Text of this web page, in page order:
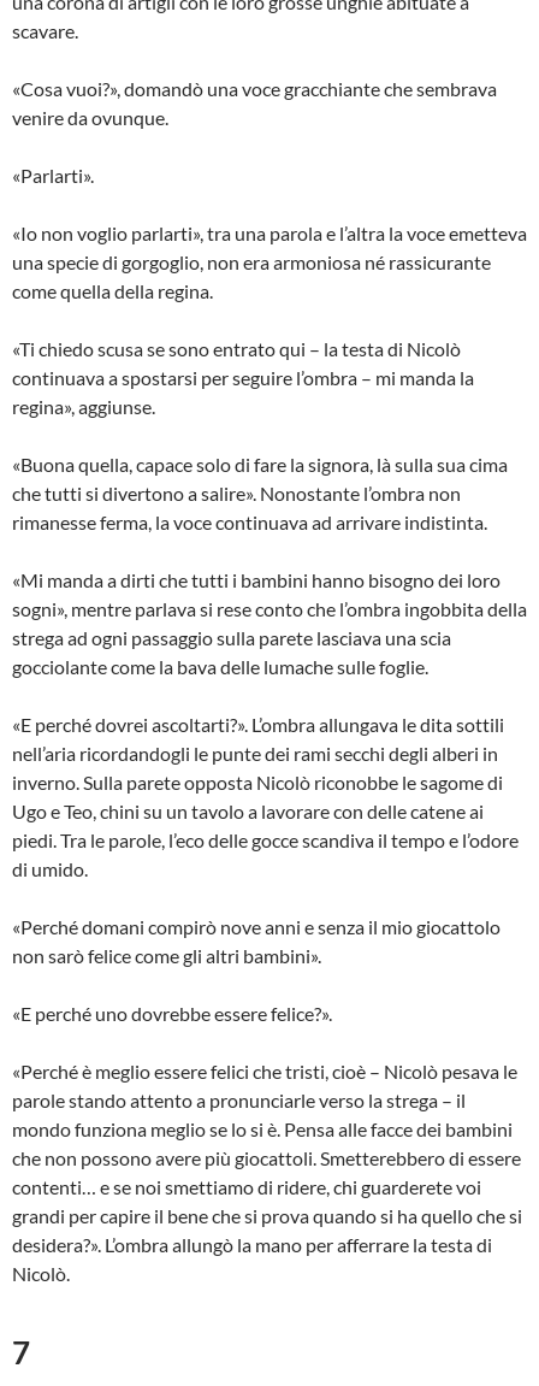
scavare.
«Cosa vuoi?», domandò una voce gracchiante che sembrava
venire da ovunque.
«Parlarti».
«Io non voglio parlarti», tra una parola e l’altra la voce emetteva
una specie di gorgoglio, non era armoniosa né rassicurante
come quella della regina.
«Ti chiedo scusa se sono entrato qui – la testa di Nicolò
continuava a spostarsi per seguire l’ombra – mi manda la
regina», aggiunse.
«Buona quella, capace solo di fare la signora, là sulla sua cima
che tutti si divertono a salire». Nonostante l’ombra non
rimanesse ferma, la voce continuava ad arrivare indistinta.
«Mi manda a dirti che tutti i bambini hanno bisogno dei loro
sogni», mentre parlava si rese conto che l’ombra ingobbita della
strega ad ogni passaggio sulla parete lasciava una scia
gocciolante come la bava delle lumache sulle foglie.
«E perché dovrei ascoltarti?». L’ombra allungava le dita sottili
nell’aria ricordandogli le punte dei rami secchi degli alberi in
inverno. Sulla parete opposta Nicolò riconobbe le sagome di
Ugo e Teo, chini su un tavolo a lavorare con delle catene ai
piedi. Tra le parole, l’eco delle gocce scandiva il tempo e l’odore
di umido.
«Perché domani compirò nove anni e senza il mio giocattolo
non sarò felice come gli altri bambini».
«E perché uno dovrebbe essere felice?».
«Perché è meglio essere felici che tristi, cioè – Nicolò pesava le
parole stando attento a pronunciarle verso la strega – il
mondo funziona meglio se lo si è. Pensa alle facce dei bambini
che non possono avere più giocattoli. Smetterebbero di essere
contenti… e se noi smettiamo di ridere, chi guarderete voi
grandi per capire il bene che si prova quando si ha quello che si
desidera?». L’ombra allungò la mano per afferrare la testa di
Nicolò.
7